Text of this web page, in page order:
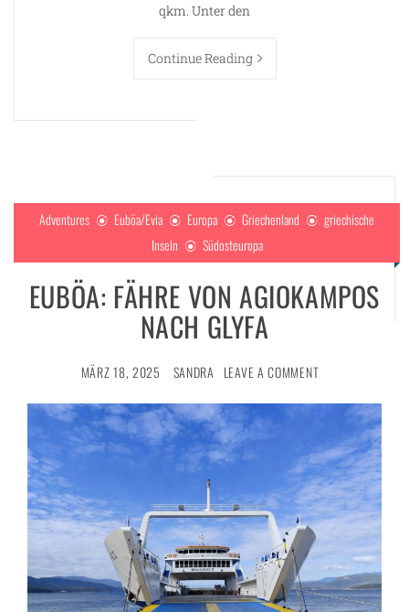
qkm. Unter den
Continue Reading
Adventures Euböa/Evia Europa Griechenland
griechische
Inseln
Südosteuropa
EUBÖA: FÄHRE VON AGIOKAMPOS
NACH GLYFA
MÄRZ 18, 2025 SANDRA LEAVE A COMMENT